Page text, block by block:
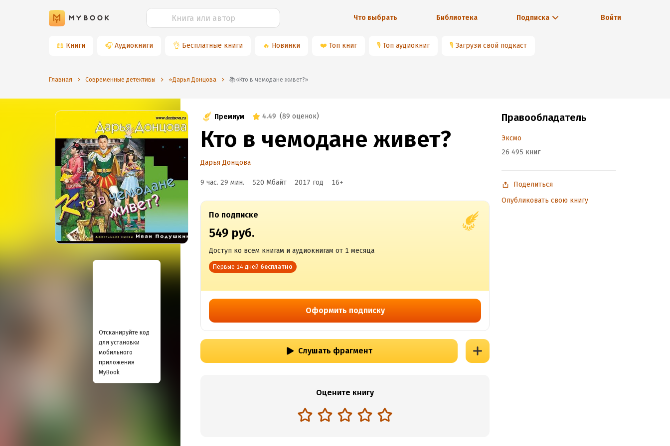
Что выбрать Библиотека Подписка Войти
📖 Книги 🎧 Аудиокниги 👌 Бесплатные книги 🔥 Новинки ❤️ Топ книг 🎙 Топ аудиокниг 🎙 Загрузи свой подкаст
Главная Современные детективы ⭐️Дарья Донцова 📚«Кто в чемодане живет?»
Отсканируйте код
для установки
мобильного
приложения
MyBook
Премиум 4.49 (89 оценок)
Кто в чемодане живет?
Дарья Донцова
9 час. 29 мин. 520 Мбайт 2017 год 16+
По подписке
549 руб.
Доступ ко всем книгам и аудиокнигам от 1 месяца
Первые 14 дней бесплатно
Оформить подписку
Слушать фрагмент
Оцените книгу
Правообладатель
Эксмо
26 495 книг
Поделиться
Опубликовать свою книгу